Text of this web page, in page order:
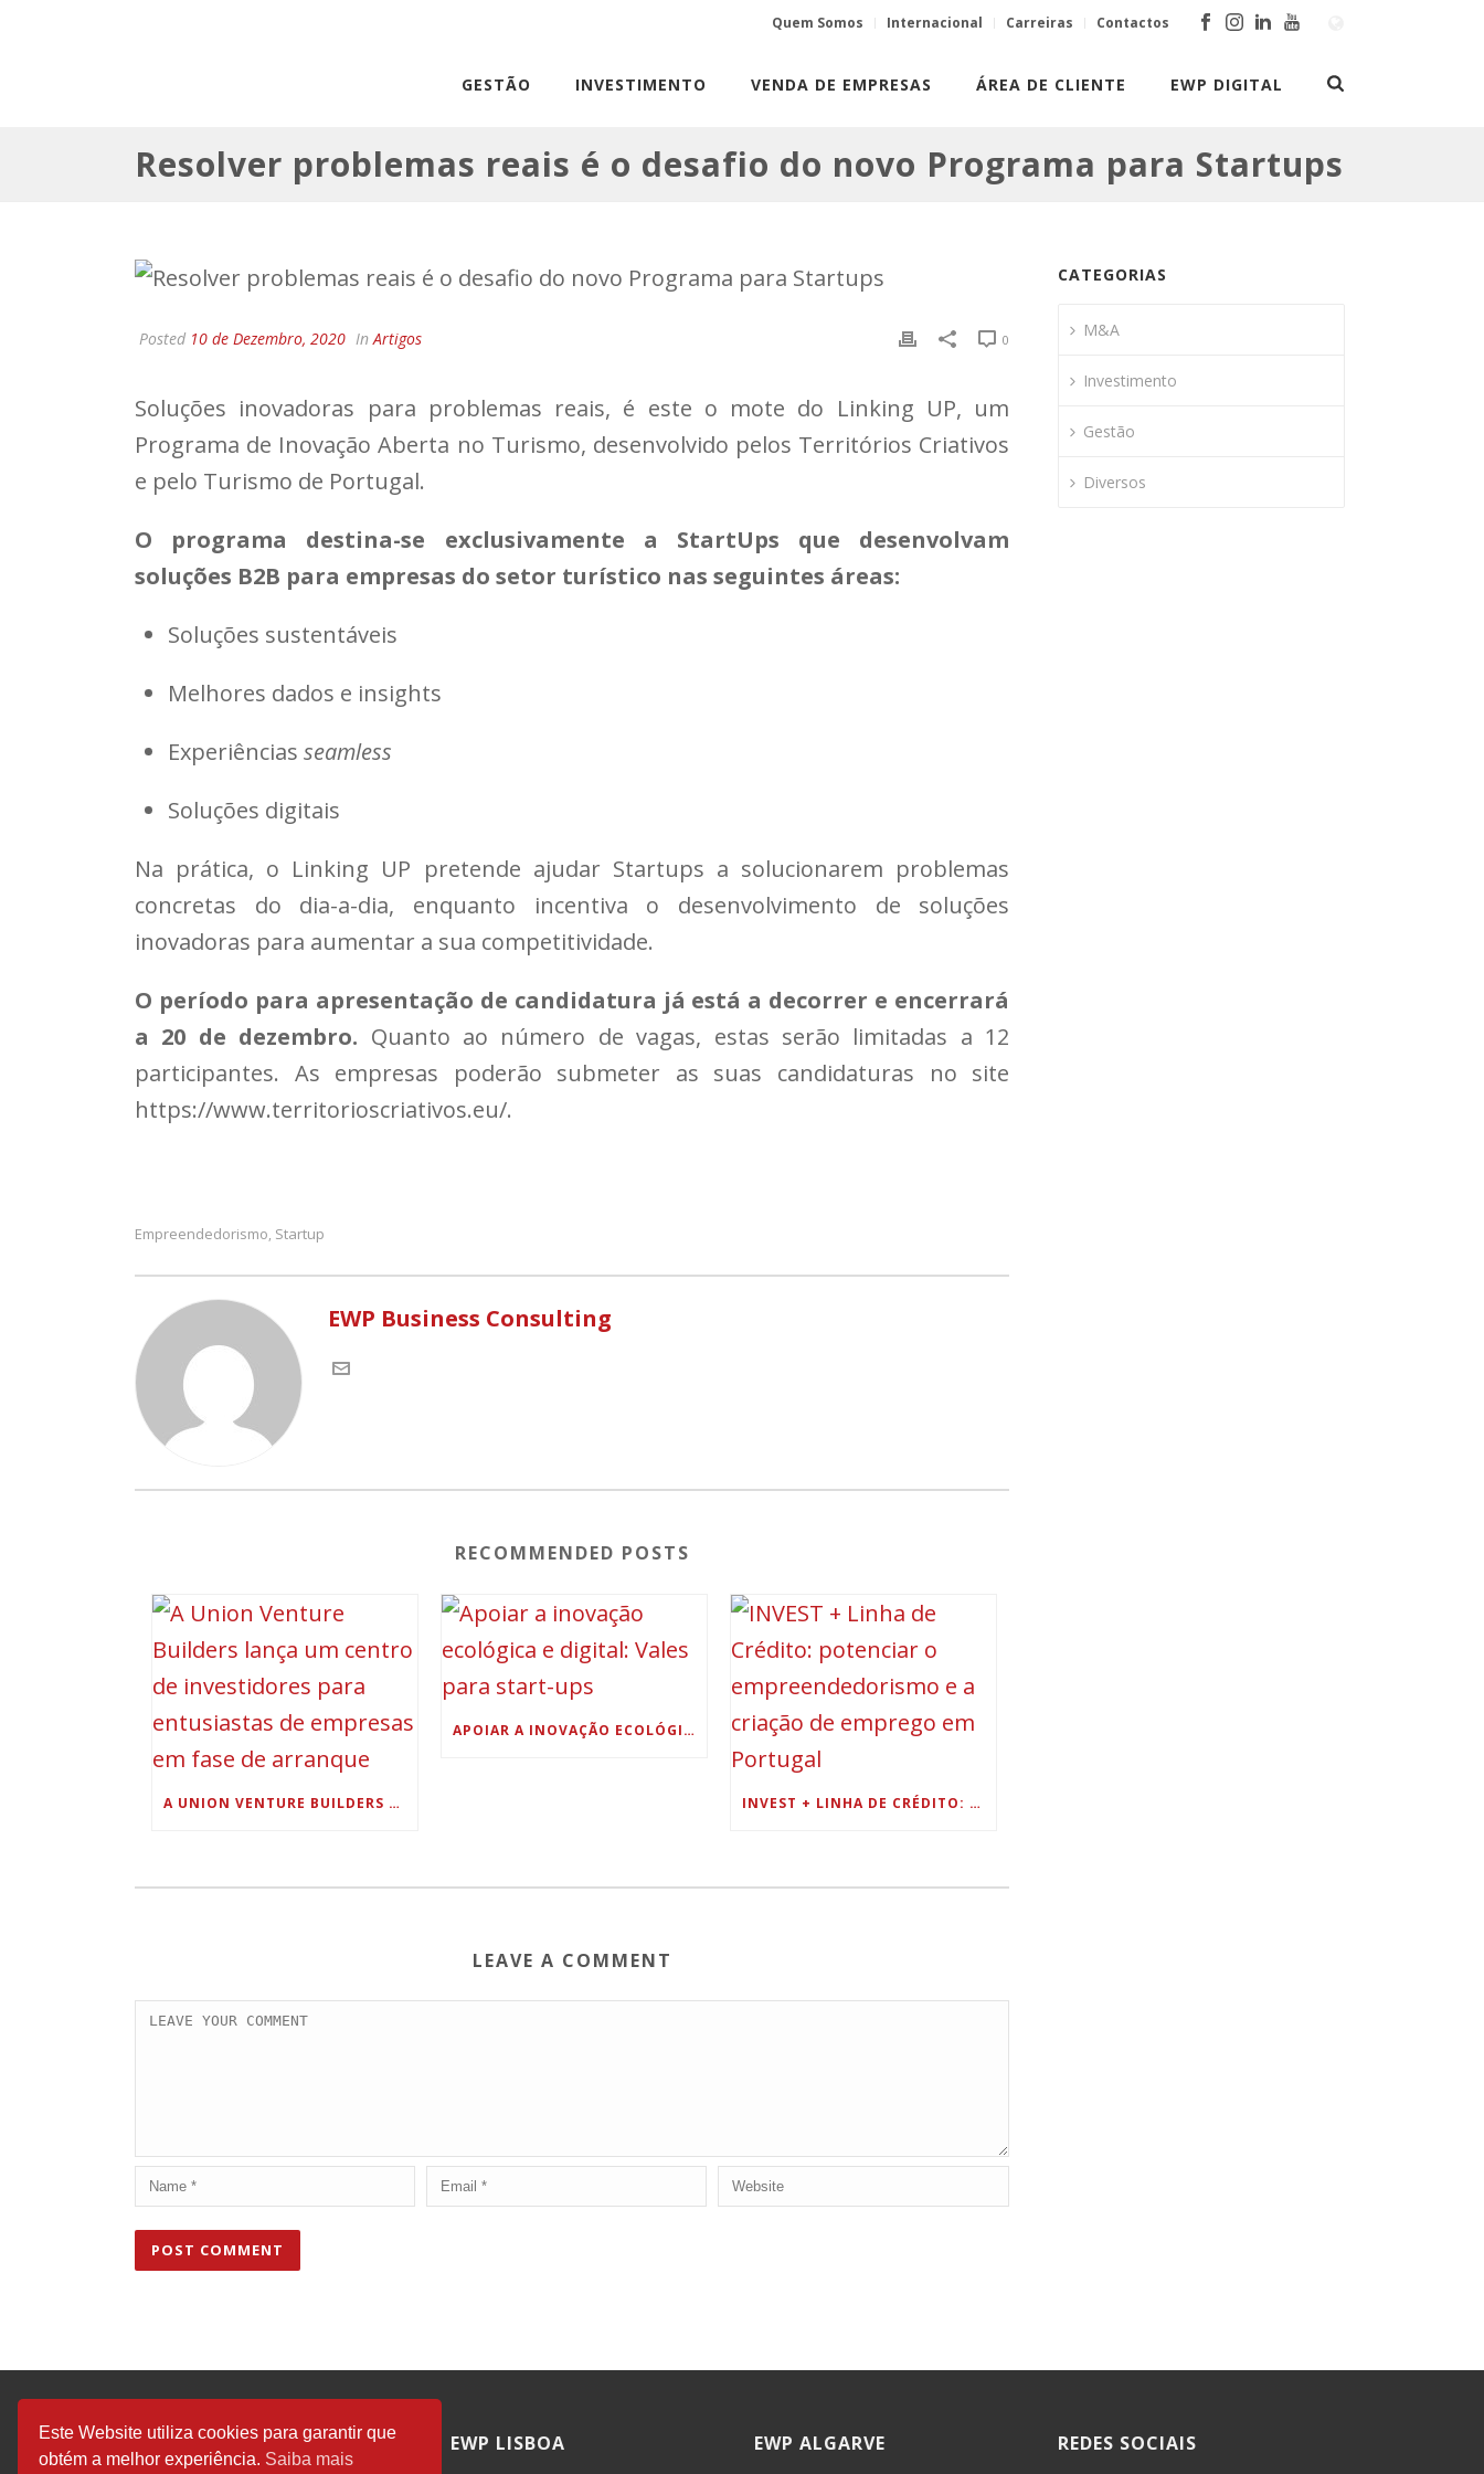
Quem Somos Internacional Carreiras Contactos
GESTÃO INVESTIMENTO VENDA DE EMPRESAS ÁREA DE CLIENTE EWP DIGITAL
Resolver problemas reais é o desafio do novo Programa para Startups
Posted 10 de Dezembro, 2020 InArtigos 0
Soluções inovadoras para problemas reais, é este o mote do Linking UP, um
Programa de Inovação Aberta no Turismo, desenvolvido pelos Territórios Criativos
e pelo Turismo de Portugal.
O programa destina-se exclusivamente a StartUps que desenvolvam
soluções B2B para empresas do setor turístico nas seguintes áreas:
Soluções sustentáveis
Melhores dados e insights
Experiências seamless
Soluções digitais
Na prática, o Linking UP pretende ajudar Startups a solucionarem problemas
concretas do dia-a-dia, enquanto incentiva o desenvolvimento de soluções
inovadoras para aumentar a sua competitividade.
O período para apresentação de candidatura já está a decorrer e encerrará
a 20 de dezembro. Quanto ao número de vagas, estas serão limitadas a 12
participantes. As empresas poderão submeter as suas candidaturas no site
https://www.territorioscriativos.eu/.
Empreendedorismo, Startup
EWP Business Consulting
RECOMMENDED POSTS
A UNION VENTURE BUILDERS LANÇA UM CENTRO DE INVESTIDORES PARA ENTUSIASTAS DE EMPRESAS EM FASE DE ARRANQUE
APOIAR A INOVAÇÃO ECOLÓGICA E DIGITAL: VALES PARA START-UPS
INVEST + LINHA DE CRÉDITO: POTENCIAR O EMPREENDEDORISMO E A CRIAÇÃO DE EMPREGO EM PORTUGAL
LEAVE A COMMENT
CATEGORIAS
M&A
Investimento
Gestão
Diversos
CONTACTOS EWP LISBOA EWP ALGARVE REDES SOCIAIS
Este Website utiliza cookies para garantir que
obtém a melhor experiência. Saiba mais